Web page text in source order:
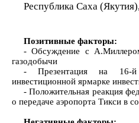
Республика Саха
Позитивные факторы:
- Обсуждение с
газодобычи
- Презентация на 16-й
инвестиционной ярмарке
- Положительная реакция
о передаче аэропорта Тикси в